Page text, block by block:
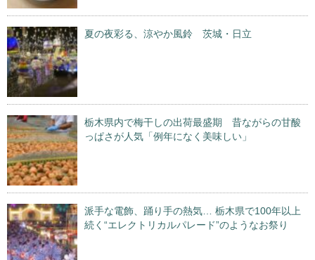
夏の夜彩る、涼やか風鈴 茨城・日立
栃木県内で梅干しの出荷最盛期 昔ながらの甘酸
っぱさが人気「例年になく美味しい」
派手な電飾、踊り手の熱気… 栃木県で100年以上
続く“エレクトリカルパレード”のようなお祭り